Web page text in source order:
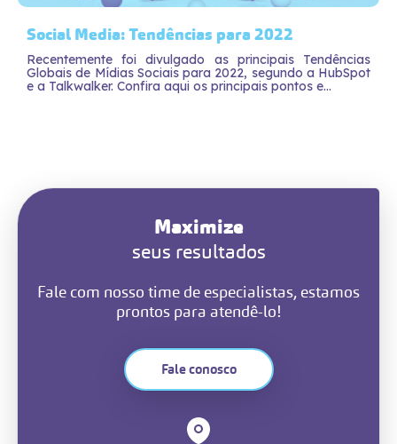
Social Media: Tendências para 2022
Recentemente foi divulgado as principais Tendências
Globais de Mídias Sociais para 2022, segundo a HubSpot
e a Talkwalker. Confira aqui os principais pontos e...
Maximize
seus resultados
Fale com nosso time de especialistas, estamos
prontos para atendê-lo!
Fale conosco